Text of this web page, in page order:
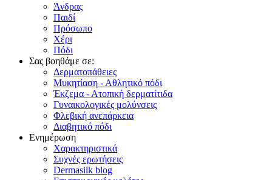
Άνδρας
Παιδί
Πρόσωπο
Χέρι
Πόδι
Σας βοηθάμε σε:
Δερματοπάθειες
Μυκητίαση - Αθλητικό πόδι
Έκζεμα - Ατοπική δερματίτιδα
Γυναικολογικές μολύνσεις
Φλεβική ανεπάρκεια
Διαβητικό πόδι
Ενημέρωση
Χαρακτηριστικά
Συχνές ερωτήσεις
Dermasilk blog